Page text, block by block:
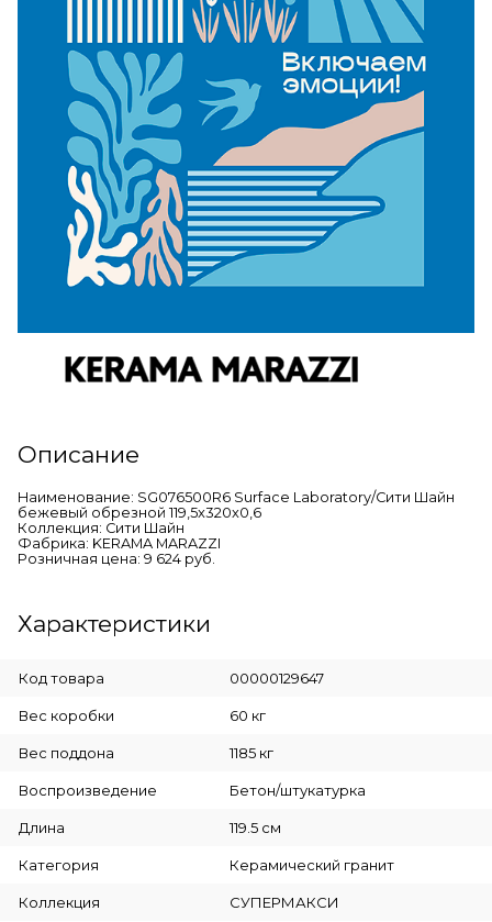
Описание
Наименование: SG076500R6 Surface Laboratory/Сити Шайн
бежевый обрезной 119,5x320x0,6
Коллекция: Сити Шайн
Фабрика: KERAMA MARAZZI
Розничная цена: 9 624 руб.
Характеристики
Код товара 00000129647
Вес коробки 60 кг
Вес поддона 1185 кг
Воспроизведение Бетон/штукатурка
Длина 119.5 см
Категория Керамический гранит
Коллекция СУПЕРМАКСИ